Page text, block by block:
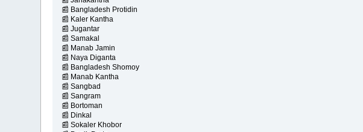
📰 Bangladesh Protidin
📰 Kaler Kantha
📰 Jugantar
📰 Samakal
📰 Manab Jamin
📰 Naya Diganta
📰 Bangladesh Shomoy
📰 Manab Kantha
📰 Sangbad
📰 Sangram
📰 Bortoman
📰 Dinkal
📰 Sokaler Khobor